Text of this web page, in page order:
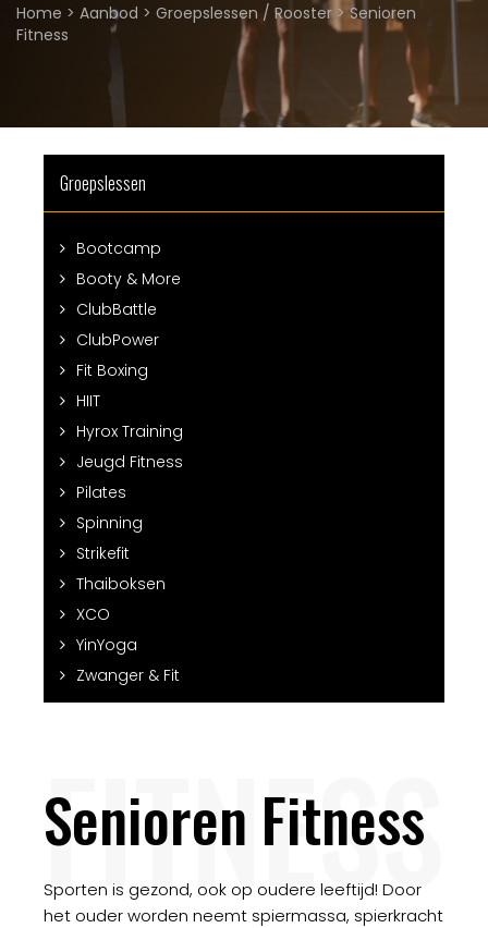
Home > Aanbod > Groepslessen / Rooster > Senioren
Fitness
Groepslessen
Bootcamp
Booty & More
ClubBattle
ClubPower
Fit Boxing
HIIT
Hyrox Training
Jeugd Fitness
Pilates
Spinning
Strikefit
Thaiboksen
XCO
YinYoga
Zwanger & Fit
FITNESS
Senioren Fitness
Sporten is gezond, ook op oudere leeftijd! Door
het ouder worden neemt spiermassa, spierkracht